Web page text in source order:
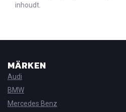
inhoudt.
MÄRKEN
Audi
BMW
Mercedes Benz